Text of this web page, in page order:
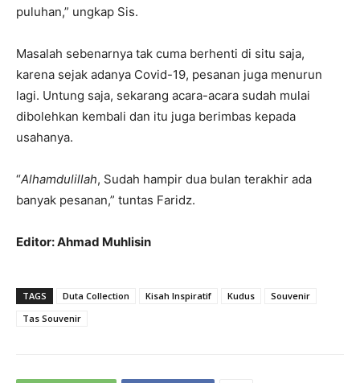
puluhan,” ungkap Sis.
Masalah sebenarnya tak cuma berhenti di situ saja,
karena sejak adanya Covid-19, pesanan juga menurun
lagi. Untung saja, sekarang acara-acara sudah mulai
dibolehkan kembali dan itu juga berimbas kepada
usahanya.
“Alhamdulillah, Sudah hampir dua bulan terakhir ada
banyak pesanan,” tuntas Faridz.
Editor: Ahmad Muhlisin
TAGS Duta Collection Kisah Inspiratif Kudus
Souvenir
Tas Souvenir